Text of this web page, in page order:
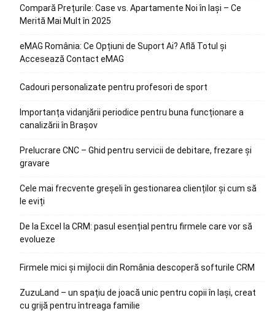
Compară Prețurile: Case vs. Apartamente Noi în Iași – Ce
Merită Mai Mult în 2025
eMAG România: Ce Opțiuni de Suport Ai? Află Totul și
Accesează Contact eMAG
Cadouri personalizate pentru profesori de sport
Importanța vidanjării periodice pentru buna funcționare a
canalizării în Brașov
Prelucrare CNC – Ghid pentru servicii de debitare, frezare și
gravare
Cele mai frecvente greșeli în gestionarea clienților și cum să
le eviți
De la Excel la CRM: pasul esențial pentru firmele care vor să
evolueze
Firmele mici și mijlocii din România descoperă softurile CRM
ZuzuLand – un spațiu de joacă unic pentru copii în Iași, creat
cu grijă pentru întreaga familie